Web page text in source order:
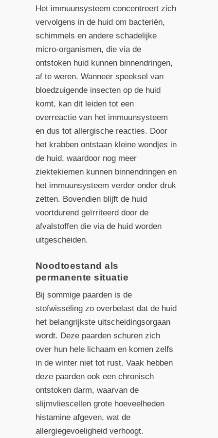
Het immuunsysteem concentreert zich
vervolgens in de huid om bacteriën,
schimmels en andere schadelijke
micro-organismen, die via de
ontstoken huid kunnen binnendringen,
af te weren. Wanneer speeksel van
bloedzuigende insecten op de huid
komt, kan dit leiden tot een
overreactie van het immuunsysteem
en dus tot allergische reacties. Door
het krabben ontstaan kleine wondjes in
de huid, waardoor nog meer
ziektekiemen kunnen binnendringen en
het immuunsysteem verder onder druk
zetten. Bovendien blijft de huid
voortdurend geïrriteerd door de
afvalstoffen die via de huid worden
uitgescheiden.
Noodtoestand als
permanente situatie
Bij sommige paarden is de
stofwisseling zo overbelast dat de huid
het belangrijkste uitscheidingsorgaan
wordt. Deze paarden schuren zich
over hun hele lichaam en komen zelfs
in de winter niet tot rust. Vaak hebben
deze paarden ook een chronisch
ontstoken darm, waarvan de
slijmvliescellen grote hoeveelheden
histamine afgeven, wat de
allergiegevoeligheid verhoogt.